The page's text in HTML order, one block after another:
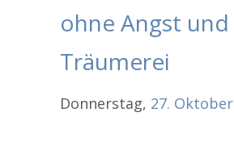
ohne Angst und
Träumerei
Donnerstag, 27. Oktober